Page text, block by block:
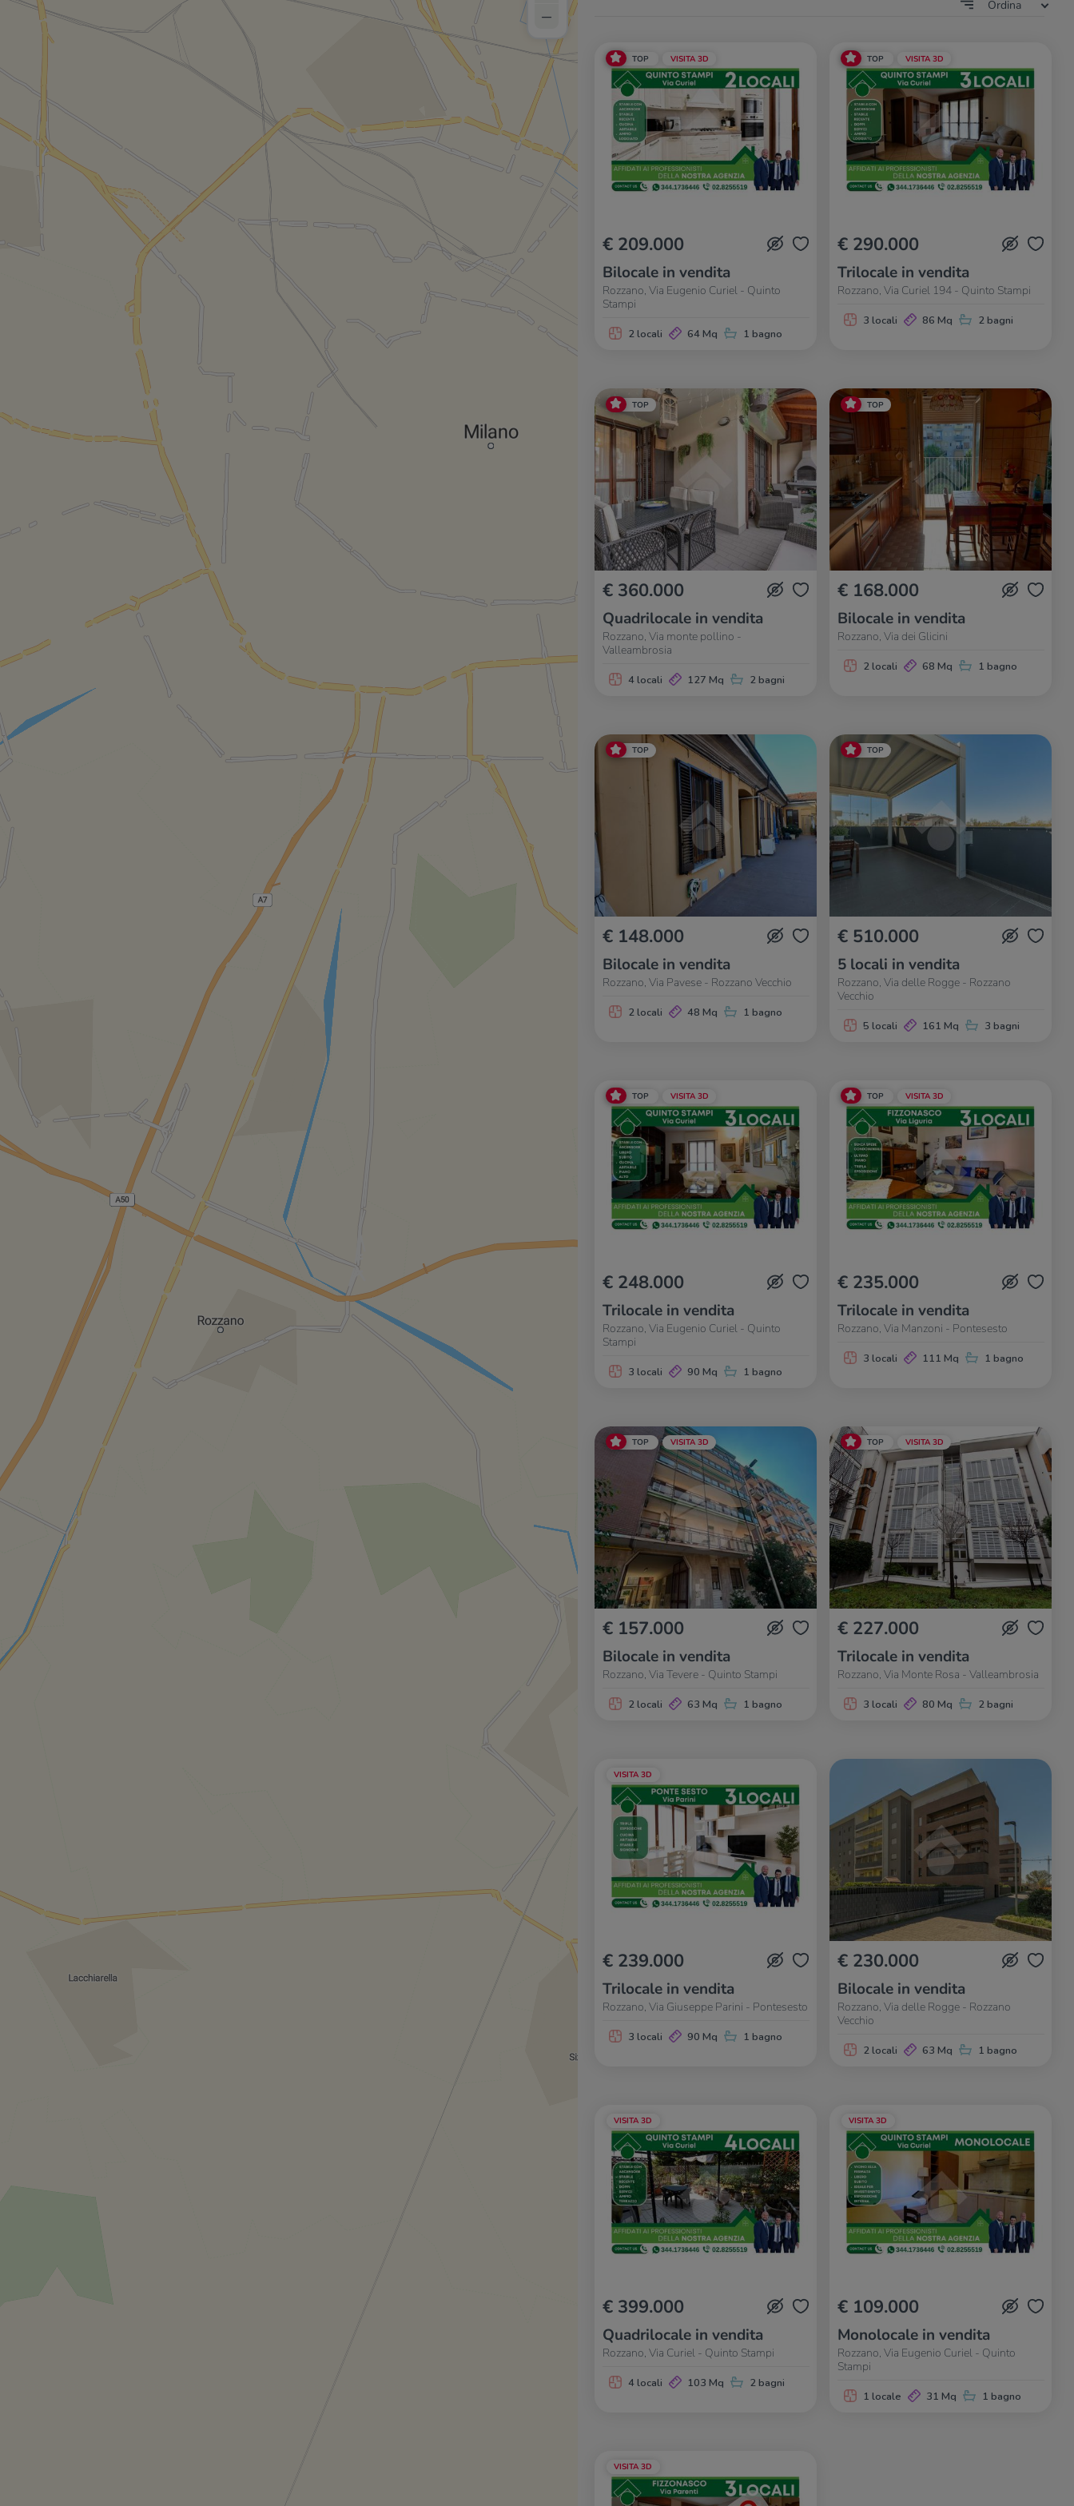
Ordina
TOP VISITA 3D
€ 209.000
Bilocale in vendita
Rozzano, Via Eugenio Curiel - Quinto
Stampi
2 locali 64 Mq 1 bagno
TOP VISITA 3D
€ 290.000
Trilocale in vendita
Rozzano, Via Curiel 194 - Quinto Stampi
3 locali 86 Mq 2 bagni
TOP
€ 360.000
Quadrilocale in vendita
Rozzano, Via monte pollino -
Valleambrosia
4 locali 127 Mq 2 bagni
TOP
€ 168.000
Bilocale in vendita
Rozzano, Via dei Glicini
2 locali 68 Mq 1 bagno
TOP
€ 148.000
Bilocale in vendita
Rozzano, Via Pavese - Rozzano Vecchio
2 locali 48 Mq 1 bagno
TOP
€ 510.000
5 locali in vendita
Rozzano, Via delle Rogge - Rozzano
Vecchio
5 locali 161 Mq 3 bagni
TOP VISITA 3D
€ 248.000
Trilocale in vendita
Rozzano, Via Eugenio Curiel - Quinto
Stampi
3 locali 90 Mq 1 bagno
TOP VISITA 3D
€ 235.000
Trilocale in vendita
Rozzano, Via Manzoni - Pontesesto
3 locali 111 Mq 1 bagno
TOP VISITA 3D
€ 157.000
Bilocale in vendita
Rozzano, Via Tevere - Quinto Stampi
2 locali 63 Mq 1 bagno
TOP VISITA 3D
€ 227.000
Trilocale in vendita
Rozzano, Via Monte Rosa - Valleambrosia
3 locali 80 Mq 2 bagni
VISITA 3D
€ 239.000
Trilocale in vendita
Rozzano, Via Giuseppe Parini - Pontesesto
3 locali 90 Mq 1 bagno
€ 230.000
Bilocale in vendita
Rozzano, Via delle Rogge - Rozzano
Vecchio
2 locali 63 Mq 1 bagno
VISITA 3D
€ 399.000
Quadrilocale in vendita
Rozzano, Via Curiel - Quinto Stampi
4 locali 103 Mq 2 bagni
VISITA 3D
€ 109.000
Monolocale in vendita
Rozzano, Via Eugenio Curiel - Quinto
Stampi
1 locale 31 Mq 1 bagno
VISITA 3D
–